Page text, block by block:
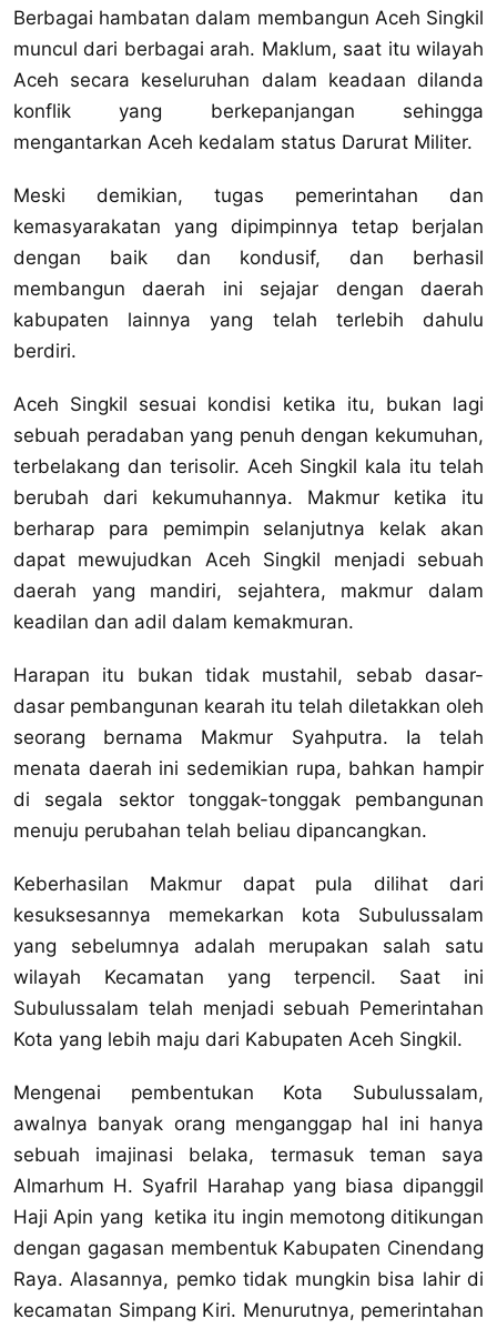
Berbagai hambatan dalam membangun Aceh Singkil
muncul dari berbagai arah. Maklum, saat itu wilayah
Aceh secara keseluruhan dalam keadaan dilanda
konflik yang berkepanjangan sehingga
mengantarkan Aceh kedalam status Darurat Militer.
Meski demikian, tugas pemerintahan dan
kemasyarakatan yang dipimpinnya tetap berjalan
dengan baik dan kondusif, dan berhasil
membangun daerah ini sejajar dengan daerah
kabupaten lainnya yang telah terlebih dahulu
berdiri.
Aceh Singkil sesuai kondisi ketika itu, bukan lagi
sebuah peradaban yang penuh dengan kekumuhan,
terbelakang dan terisolir. Aceh Singkil kala itu telah
berubah dari kekumuhannya. Makmur ketika itu
berharap para pemimpin selanjutnya kelak akan
dapat mewujudkan Aceh Singkil menjadi sebuah
daerah yang mandiri, sejahtera, makmur dalam
keadilan dan adil dalam kemakmuran.
Harapan itu bukan tidak mustahil, sebab dasar-
dasar pembangunan kearah itu telah diletakkan oleh
seorang bernama Makmur Syahputra. Ia telah
menata daerah ini sedemikian rupa, bahkan hampir
di segala sektor tonggak-tonggak pembangunan
menuju perubahan telah beliau dipancangkan.
Keberhasilan Makmur dapat pula dilihat dari
kesuksesannya memekarkan kota Subulussalam
yang sebelumnya adalah merupakan salah satu
wilayah Kecamatan yang terpencil. Saat ini
Subulussalam telah menjadi sebuah Pemerintahan
Kota yang lebih maju dari Kabupaten Aceh Singkil.
Mengenai pembentukan Kota Subulussalam,
awalnya banyak orang menganggap hal ini hanya
sebuah imajinasi belaka, termasuk teman saya
Almarhum H. Syafril Harahap yang biasa dipanggil
Haji Apin yang ketika itu ingin memotong ditikungan
dengan gagasan membentuk Kabupaten Cinendang
Raya. Alasannya, pemko tidak mungkin bisa lahir di
kecamatan Simpang Kiri. Menurutnya, pemerintahan